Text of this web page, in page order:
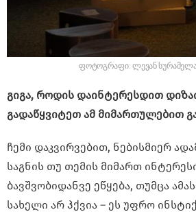
ფოტოგრაფი: ლევან
გიგა, როდის დაინტერესდით
გადაწყვიტეთ ამ მიმართულებით
ჩემი დაკვირვებით, ნებისმიერ
საგნის თუ თემის მიმართ
ბავშვობიდანვე ეწყება, თუმცა
სახელი არ ჰქვია – ეს უფრო